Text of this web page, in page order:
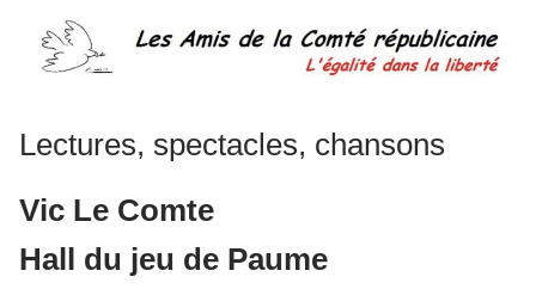
Lectures, spectacles, chansons
Vic Le Comte
Hall du jeu de Paume